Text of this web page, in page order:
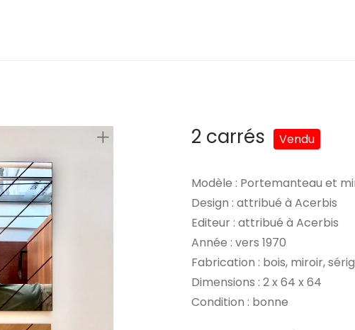
2 carrés
Modèle : Portemanteau et
Design : attribué à Acerbis
Editeur : attribué à Acerbis
Année : vers 1970
Fabrication : bois, miroir,
Dimensions : 2 x 64 x 64
Condition : bonne